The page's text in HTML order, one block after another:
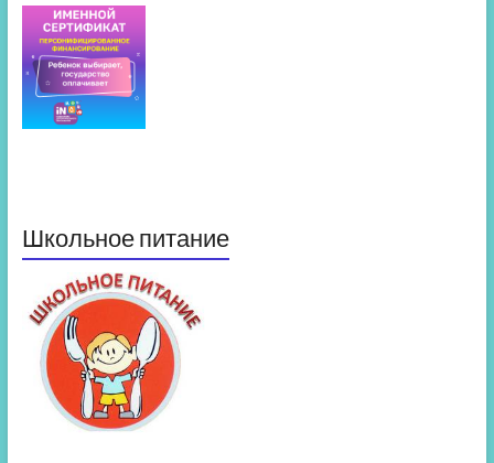
Школьное питание